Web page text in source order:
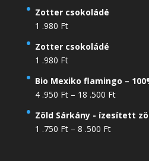
Zotter csokoládé
1 .980 Ft
Zotter csokoládé
1 .980 Ft
Bio Mexiko flamingo –
4 .950 Ft – 18 .500 Ft
.950 Ft
Zöld Sárkány - ízesített
1 .750 Ft – 8 .500 Ft